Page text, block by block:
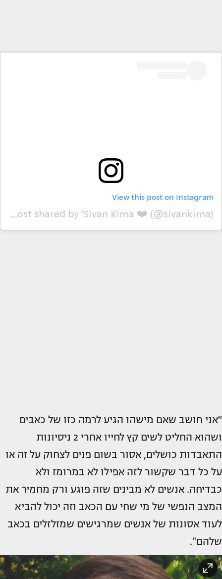
View this post on Instagram
A post shared by ‘Sivan Kima ❤️ (@sivankima)
"אני חושב שאם מישהו הגיע לרמה כזו של כאבים
ושהוא החליט לשים קץ לחייו אחרי 2 ניסיונות
התאבדות כושלים, אסור בשום פנים לצחוק על זה או
על כל דבר שקשור לזה אפילו לא במרומז ולא
כבדיחה. אנשים לא מבינים שזה פוגע ורק מחמיר את
המצב הנפשי של מי שחי עם הכאב וזה יכול להביא
לעוד אסונות של אנשים שמרגישים שמזלזלים בכאב
שלהם".